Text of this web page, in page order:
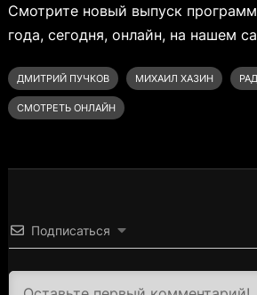
Смотрите новый выпуск
года, сегодня, онлайн, на нашем
ДМИТРИЙ ПУЧКОВ МИХАИЛ ХАЗИН
СМОТРЕТЬ ОНЛАЙН
Подписаться